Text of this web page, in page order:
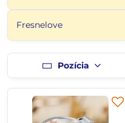
Fresnelove
Pozícia